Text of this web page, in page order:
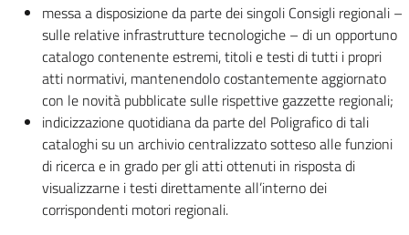
messa a disposizione da parte dei singoli Consigli regionali –
sulle relative infrastrutture tecnologiche – di un opportuno
catalogo contenente estremi, titoli e testi di tutti i propri
atti normativi, mantenendolo costantemente aggiornato
con le novità pubblicate sulle rispettive gazzette regionali;
indicizzazione quotidiana da parte del Poligrafico di tali
cataloghi su un archivio centralizzato sotteso alle funzioni
di ricerca e in grado per gli atti ottenuti in risposta di
visualizzarne i testi direttamente all’interno dei
corrispondenti motori regionali.